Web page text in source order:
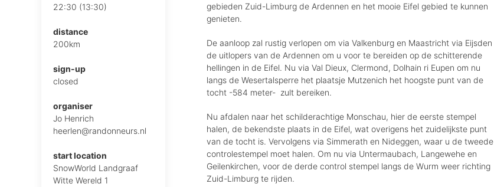
22:30 (13:30)
distance
200km
sign-up
closed
organiser
Jo Henrich
heerlen@randonneurs.nl
start location
SnowWorld Landgraaf
Witte Wereld 1
gebieden Zuid-Limburg de Ardennen en het mooie Eifel gebied te kunnen
genieten.
De aanloop zal rustig verlopen om via Valkenburg en Maastricht via Eijsden
de uitlopers van de Ardennen om u voor te bereiden op de schitterende
hellingen in de Eifel. Nu via Val Dieux, Clermond, Dolhain ri Eupen om nu
langs de Wesertalsperre het plaatsje Mutzenich het hoogste punt van de
tocht -584 meter- zult bereiken.
Nu afdalen naar het schilderachtige Monschau, hier de eerste stempel
halen, de bekendste plaats in de Eifel, wat overigens het zuidelijkste punt
van de tocht is. Vervolgens via Simmerath en Nideggen, waar u de tweede
controlestempel moet halen. Om nu via Untermaubach, Langewehe en
Geilenkirchen, voor de derde control stempel langs de Wurm weer richting
Zuid-Limburg te rijden.